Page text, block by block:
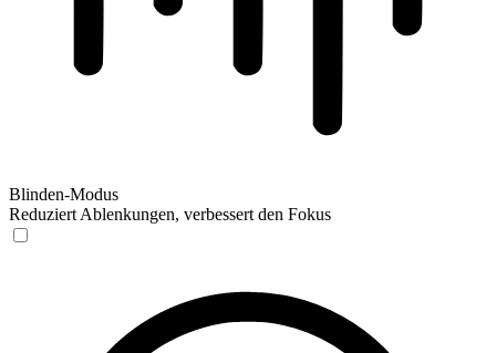
Blinden-Modus
Reduziert Ablenkungen, verbessert den Fokus